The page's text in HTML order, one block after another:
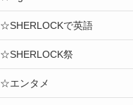
☆SHERLOCKで英語
☆SHERLOCK祭
☆エンタメ